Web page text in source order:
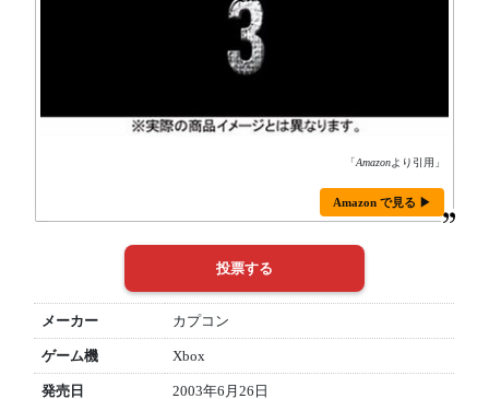
「Amazonより引用」
Amazon で見る ▶
メーカー カプコン
ゲーム機 Xbox
発売日 2003年6月26日